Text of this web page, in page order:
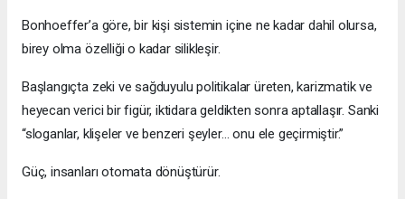
Bonhoeffer’a göre, bir kişi sistemin içine ne kadar dahil olursa,
birey olma özelliği o kadar silikleşir.
Başlangıçta zeki ve sağduyulu politikalar üreten, karizmatik ve
heyecan verici bir figür, iktidara geldikten sonra aptallaşır. Sanki
“sloganlar, klişeler ve benzeri şeyler… onu ele geçirmiştir.”
Güç, insanları otomata dönüştürür.